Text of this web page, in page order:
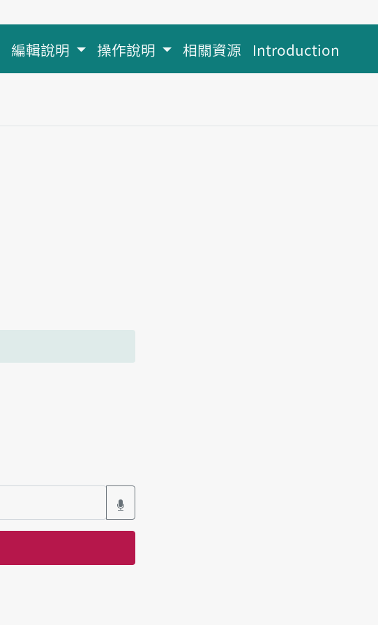
編輯說明 操作說明 相關資源 Introduction